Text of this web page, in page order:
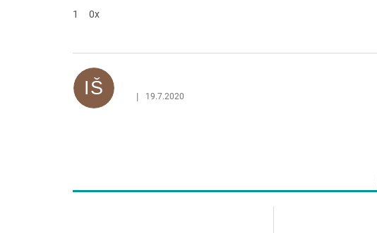
1
0x
p
i
o
IŠ
Hodnocení produktu je 5 z 5 hvězdiček.
| 19.7.2020